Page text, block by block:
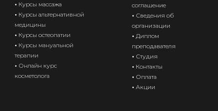
• Курсы массажа
• Курсы альтернативной
медицины
• Курсы остеопатии
• Курсы мануальной
терапии
• Онлайн курс
косметолога
соглашение
• Сведения об
организации
• Диплом
преподавателя
• Студия
• Контакты
• Оплата
• Акции